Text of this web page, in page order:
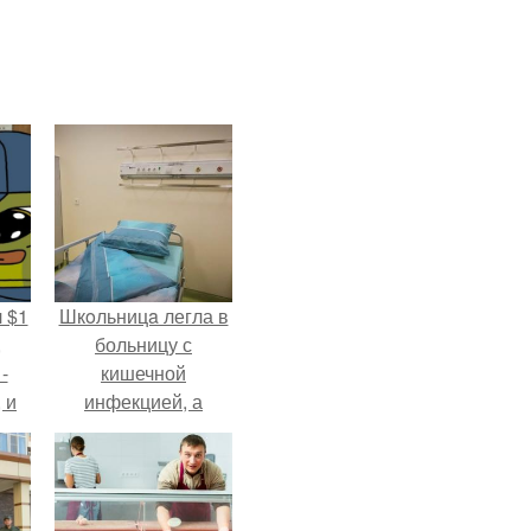
и
Шкoльницa легла в
больницу с
кишечной
инфекцией, а
выписалась с вич и
гепатитом с.